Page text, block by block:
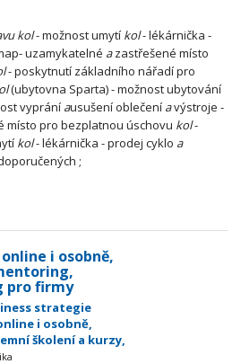
kol- možnost umytí kol- lékárnička -
uzamykatelné azastřešené místo
- poskytnutí základního nářadí pro
(ubytovna Sparta) - možnost ubytování
vyprání ausušení oblečení avýstroje -
místo pro bezplatnou úschovu kol-
kol- lékárnička - prodej cyklo a
;
i osobně,
pro firmy
strategie
i osobně,
školení a kurzy,